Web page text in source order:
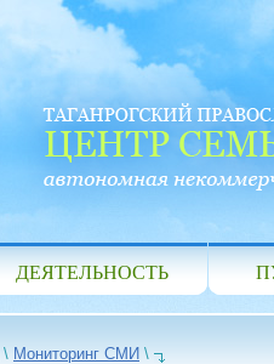
ДЕЯТЕЛЬНОСТЬ
\ Мониторинг СМИ \